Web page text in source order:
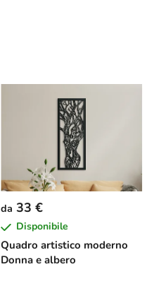
Quadro artistico moderno
Donna e albero
da 33 €
Disponibile